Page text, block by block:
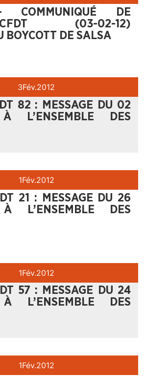
COMMUNIQUÉ DE
CFDT (03-02-12)
BOYCOTT DE SALSA
3Fév.2012
82 : MESSAGE DU 02
À L’ENSEMBLE DES
1Fév.2012
21 : MESSAGE DU 26
L’ENSEMBLE DES
1Fév.2012
57 : MESSAGE DU 24
L’ENSEMBLE DES
1Fév.2012